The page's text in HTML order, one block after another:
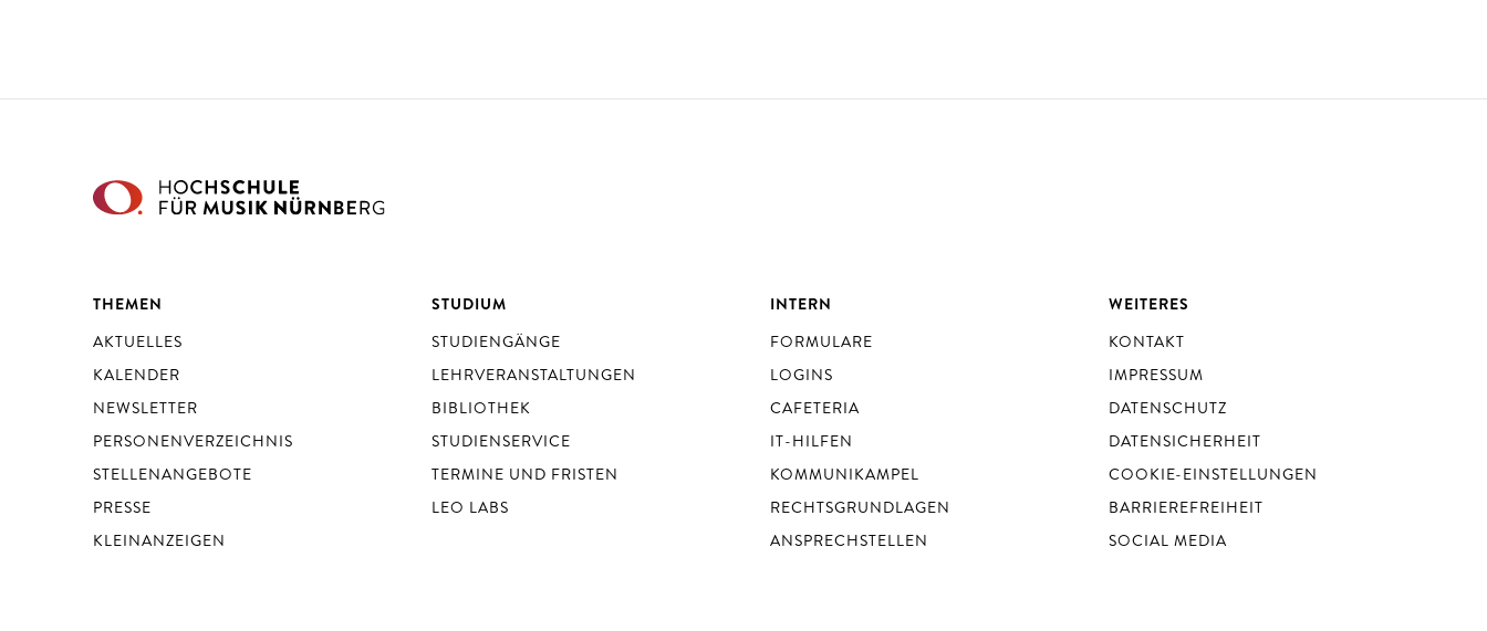
THEMEN
AKTUELLES
KALENDER
NEWSLETTER
PERSONENVERZEICHNIS
STELLENANGEBOTE
PRESSE
KLEINANZEIGEN
STUDIUM
STUDIENGÄNGE
LEHRVERANSTALTUNGEN
BIBLIOTHEK
STUDIENSERVICE
TERMINE UND FRISTEN
LEO LABS
INTERN
FORMULARE
LOGINS
CAFETERIA
IT-HILFEN
KOMMUNIKAMPEL
RECHTSGRUNDLAGEN
ANSPRECHSTELLEN
WEITERES
KONTAKT
IMPRESSUM
DATENSCHUTZ
DATENSICHERHEIT
COOKIE-EINSTELLUNGEN
BARRIEREFREIHEIT
SOCIAL MEDIA